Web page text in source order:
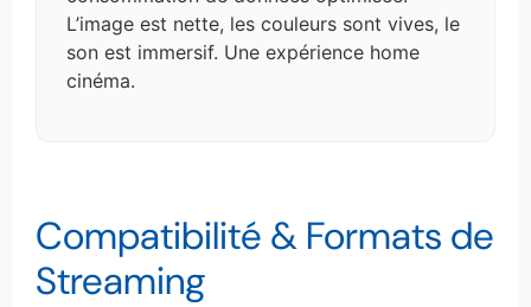
L’image est nette, les couleurs sont vives, le
son est immersif. Une expérience home
cinéma.
Compatibilité & Formats de
Streaming